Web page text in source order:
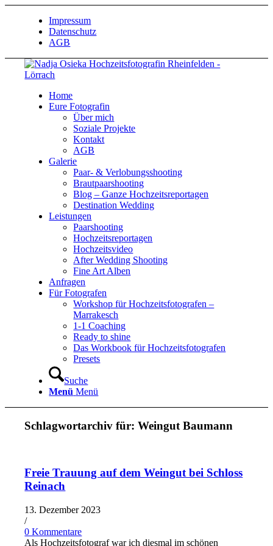
Impressum
Datenschutz
AGB
Home
Eure Fotografin
Über mich
Soziale Projekte
Kontakt
AGB
Galerie
Paar- & Verlobungsshooting
Brautpaarshooting
Blog – Ganze Hochzeitsreportagen
Destination Wedding
Leistungen
Paarshooting
Hochzeitsreportagen
Hochzeitsvideo
After Wedding Shooting
Fine Art Alben
Anfragen
Für Fotografen
Workshop für Hochzeitsfotografen –
Marrakesch
1-1 Coaching
Ready to shine
Das Workbook für Hochzeitsfotografen
Presets
Suche
Menü Menü
Schlagwortarchiv für:Weingut Baumann
Freie Trauung auf dem Weingut bei Schloss
Reinach
13. Dezember 2023
/
0 Kommentare
Als Hochzeitsfotograf war ich diesmal im schönen